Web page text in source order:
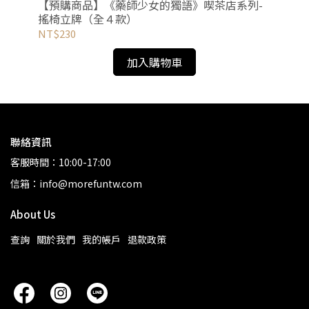
【預購商品】《藥師少女的獨語》喫茶店系列-
搖椅立牌（全４款）
NT$230
加入購物車
聯絡資訊
客服時間：10:00-17:00
信箱：info@morefuntw.com
About Us
查詢 關於我們 我的帳戶 退款政策